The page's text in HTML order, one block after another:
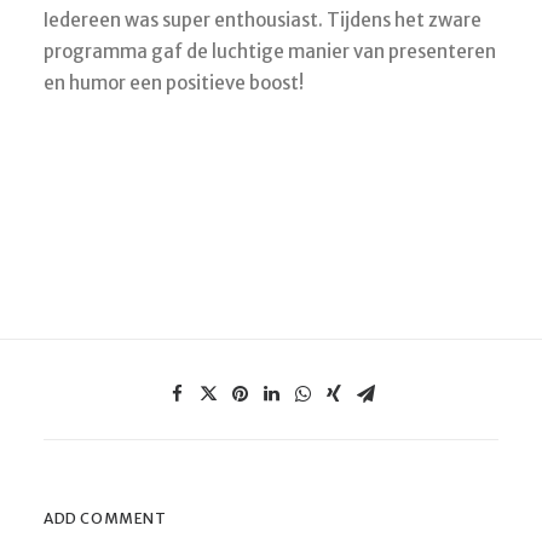
Iedereen was super enthousiast. Tijdens het zware
programma gaf de luchtige manier van presenteren
en humor een positieve boost!
ADD COMMENT